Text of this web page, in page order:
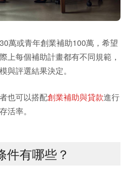
萬或青年創業補助100萬，希望
上每個補助計畫都有不同規範，
與評選結果決定。
也可以搭配創業補助與貸款進行
活率。
件有哪些？